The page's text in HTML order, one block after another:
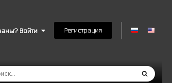
Войти Регистрация